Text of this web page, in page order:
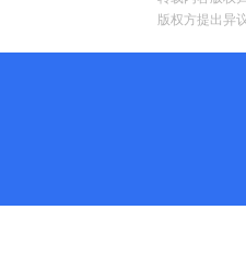
版权方提出异